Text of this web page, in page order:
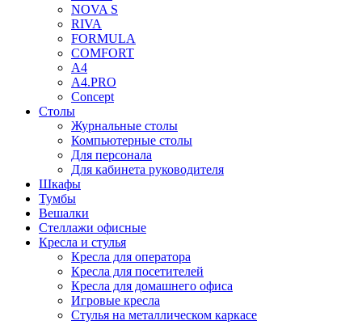
NOVA S
RIVA
FORMULA
COMFORT
A4
A4.PRO
Concept
Столы
Журнальные столы
Компьютерные столы
Для персонала
Для кабинета руководителя
Шкафы
Тумбы
Вешалки
Стеллажи офисные
Кресла и стулья
Кресла для оператора
Кресла для посетителей
Кресла для домашнего офиса
Игровые кресла
Стулья на металлическом каркасе